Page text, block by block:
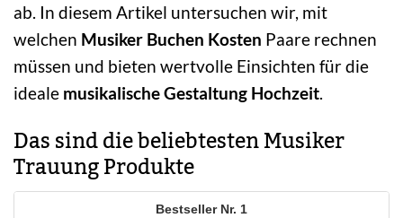
ab. In diesem Artikel untersuchen wir, mit
welchen Musiker Buchen Kosten Paare rechnen
müssen und bieten wertvolle Einsichten für die
ideale musikalische Gestaltung Hochzeit.
Das sind die beliebtesten Musiker
Trauung Produkte
1